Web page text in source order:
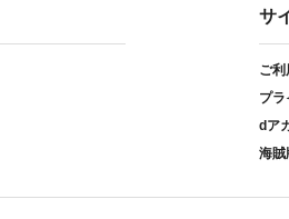
サ
ご利
プ
dア
海賊